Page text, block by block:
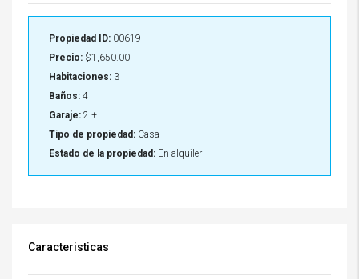
Propiedad ID: 00619
Precio: $1,650.00
Habitaciones: 3
Baños: 4
Garaje: 2 +
Tipo de propiedad: Casa
Estado de la propiedad: En alquiler
Caracteristicas